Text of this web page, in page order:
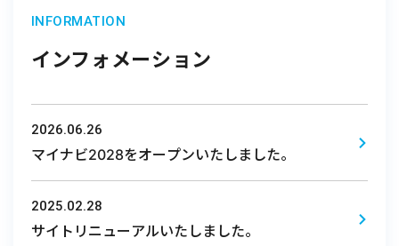
INFORMATION
インフォメーション
2026.06.26
マイナビ2028をオープンいたしました。
2025.02.28
サイトリニューアルいたしました。